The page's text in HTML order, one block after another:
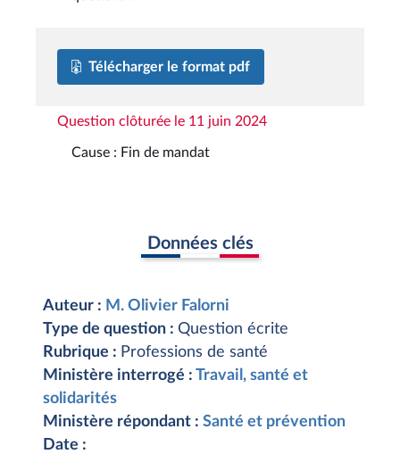
Télécharger le format pdf
Question clôturée le 11 juin 2024
Cause : Fin de mandat
Données clés
Auteur : M. Olivier Falorni
Type de question : Question écrite
Rubrique : Professions de santé
Ministère interrogé : Travail, santé et
solidarités
Ministère répondant : Santé et prévention
Date :